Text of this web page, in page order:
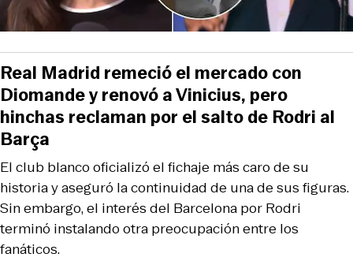
El club blanco oficializó el fichaje más caro de su
historia y aseguró la continuidad de una de sus figuras.
Sin embargo, el interés del Barcelona por Rodri
terminó instalando otra preocupación entre los
fanáticos.
Real Madrid remeció el mercado con
Diomande y renovó a Vinicius, pero
hinchas reclaman por el salto de Rodri al
Barça